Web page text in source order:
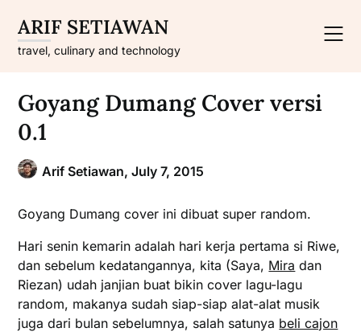
content
ARIF SETIAWAN
travel, culinary and technology
Goyang Dumang Cover versi
0.1
Arif Setiawan,July 7, 2015
Goyang Dumang cover ini dibuat super random.
Hari senin kemarin adalah hari kerja pertama si Riwe,
dan sebelum kedatangannya, kita (Saya, Mira dan
Riezan) udah janjian buat bikin cover lagu-lagu
random, makanya sudah siap-siap alat-alat musik
juga dari bulan sebelumnya, salah satunya beli cajon